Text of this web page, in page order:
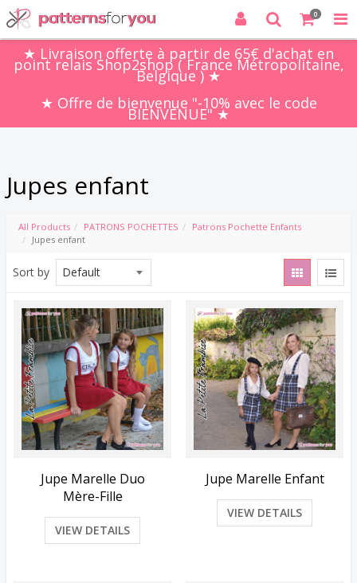
★ Livraison offerte à partir de 65€ d'achat en
point relais Shop2shop ( France Métropolitaine,
Belgique ) ★
★ Offre de bienvenue "-10% avec le code
BIENVENUE" ★
0
Jupes enfant
All Products PATRONS POCHETTES
Patrons Pochette Enfants
Jupes enfant
Sort by
Jupe Marelle Duo
Mère-Fille
VIEW DETAILS
Jupe Marelle Enfant
VIEW DETAILS